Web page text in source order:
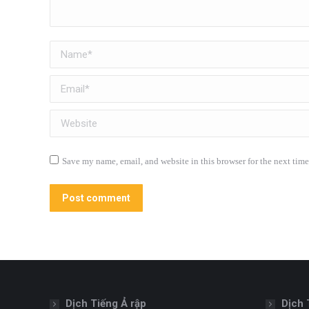
Name *
Email *
Website
Save my name, email, and website in this browser for the next
Post comment
Dịch Tiếng Ả rập Dịch